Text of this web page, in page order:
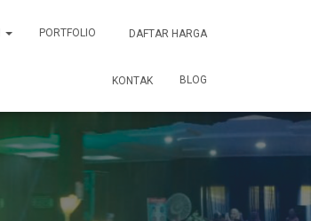
PORTFOLIO DAFTAR HARGA
KONTAK BLOG